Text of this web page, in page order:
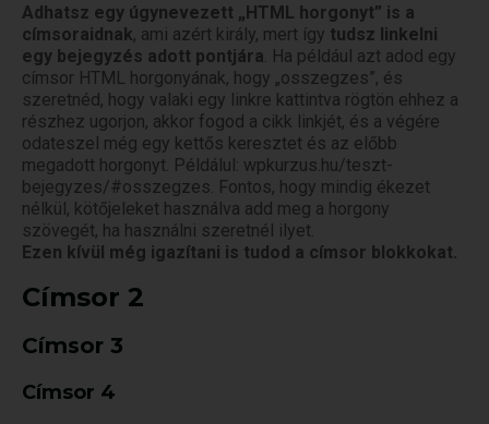
Adhatsz egy úgynevezett „HTML horgonyt” is a
címsoraidnak, ami azért király, mert így tudsz linkelni
egy bejegyzés adott pontjára . Ha például azt adod egy
címsor HTML horgonyának, hogy „osszegzes”, és
szeretnéd, hogy valaki egy linkre kattintva rögtön ehhez a
részhez ugorjon, akkor fogod a cikk linkjét, és a végére
odateszel még egy kettős keresztet és az előbb
megadott horgonyt. Példálul: wpkurzus.hu/teszt-
bejegyzes/#osszegzes. Fontos, hogy mindig ékezet
nélkül, kötőjeleket használva add meg a horgony
szövegét, ha használni szeretnél ilyet.
Ezen kívül még igazítani is tudod a címsor blokkokat.
Címsor 2
Címsor 3
Címsor 4